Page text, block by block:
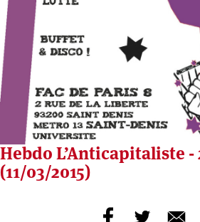
Hebdo L’Anticapitaliste -
(11/03/2015)